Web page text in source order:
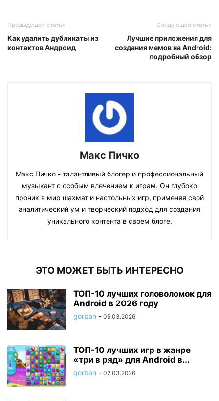
Предыдущая статья
Как удалить дубликаты из
контактов Андроид
Следующая статья
Лучшие приложения для
создания мемов на Android:
подробный обзор
Макс Пичко
Макс Пичко - талантливый блогер и профессиональный
музыкант с особым влечением к играм. Он глубоко
проник в мир шахмат и настольных игр, применяя свой
аналитический ум и творческий подход для создания
уникального контента в своем блоге.
ЭТО МОЖЕТ БЫТЬ ИНТЕРЕСНО
ТОП-10 лучших головоломок для
Android в 2026 году
gorban - 05.03.2026
ТОП-10 лучших игр в жанре
«три в ряд» для Android в...
gorban - 02.03.2026